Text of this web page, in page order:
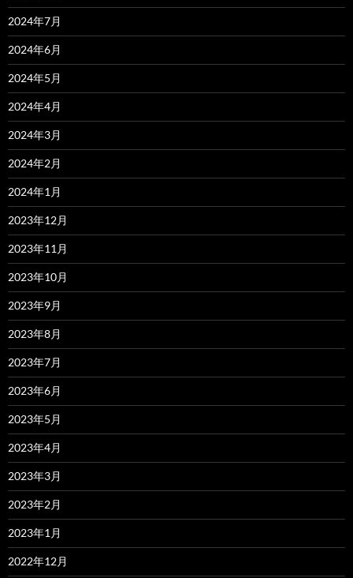
2024年7月
2024年6月
2024年5月
2024年4月
2024年3月
2024年2月
2024年1月
2023年12月
2023年11月
2023年10月
2023年9月
2023年8月
2023年7月
2023年6月
2023年5月
2023年4月
2023年3月
2023年2月
2023年1月
2022年12月